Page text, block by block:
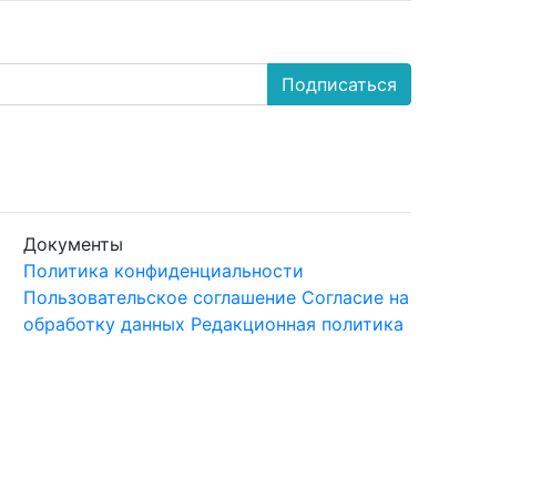
Подписаться
Документы
Политика конфиденциальности
Пользовательское соглашение Согласие на
обработку данных Редакционная политика